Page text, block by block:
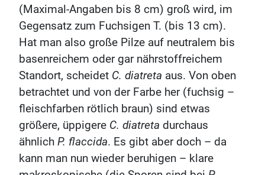
(Maximal-Angaben bis 8 cm) groß wird, im
Gegensatz zum Fuchsigen T. (bis 13 cm).
Hat man also große Pilze auf neutralem bis
basenreichem oder gar nährstoffreichem
Standort, scheidet C. diatreta aus. Von oben
betrachtet und von der Farbe her (fuchsig –
fleischfarben rötlich braun) sind etwas
größere, üppigere C. diatreta durchaus
ähnlich P. flaccida. Es gibt aber doch – da
kann man nun wieder beruhigen – klare